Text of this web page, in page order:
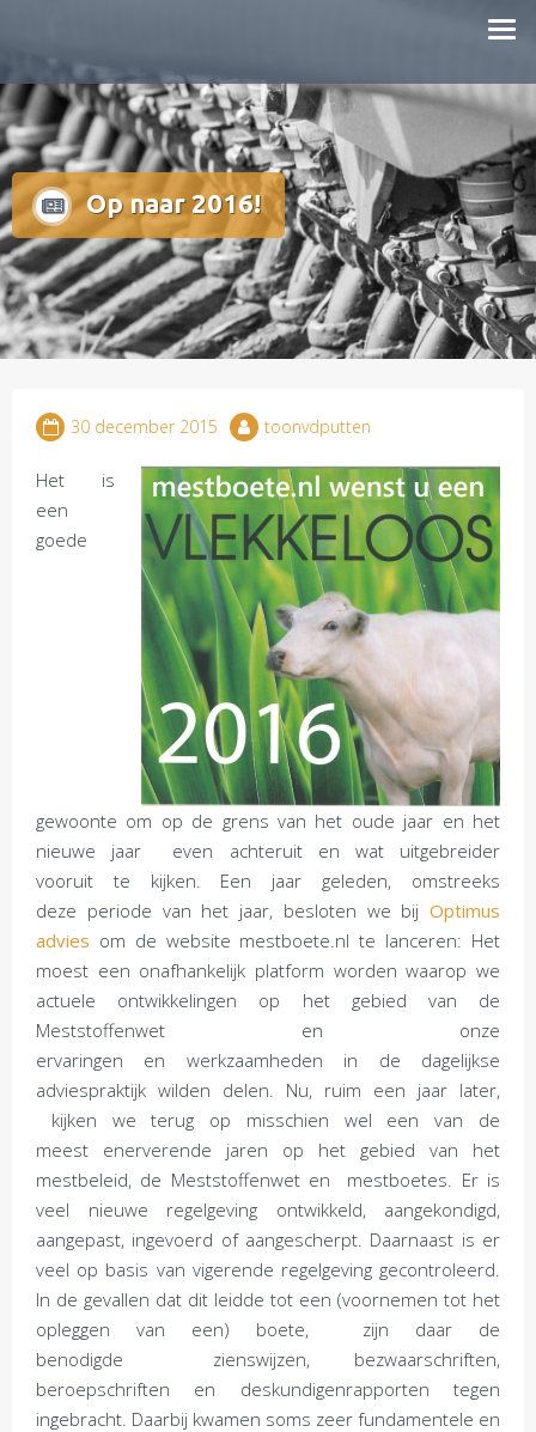
inhoud
Op naar 2016!
30 december 2015 toonvdputten
Het is
een
goede
gewoonte om op de grens van het oude jaar en het
nieuwe jaar even achteruit en wat uitgebreider
vooruit te kijken. Een jaar geleden, omstreeks
deze periode van het jaar, besloten we bij Optimus
advies om de website mestboete.nl te lanceren: Het
moest een onafhankelijk platform worden waarop we
actuele ontwikkelingen op het gebied van de
Meststoffenwet en onze
ervaringen en werkzaamheden in de dagelijkse
adviespraktijk wilden delen. Nu, ruim een jaar later,
kijken we terug op misschien wel een van de
meest enerverende jaren op het gebied van het
mestbeleid, de Meststoffenwet en mestboetes. Er is
veel nieuwe regelgeving ontwikkeld, aangekondigd,
aangepast, ingevoerd of aangescherpt. Daarnaast is er
veel op basis van vigerende regelgeving gecontroleerd.
In de gevallen dat dit leidde tot een (voornemen tot het
opleggen van een) boete, zijn daar de
benodigde zienswijzen, bezwaarschriften,
beroepschriften en deskundigenrapporten tegen
ingebracht. Daarbij kwamen soms zeer fundamentele en